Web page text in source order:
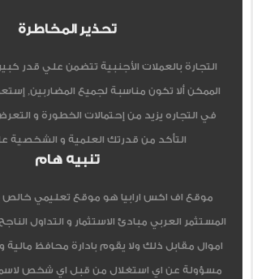
تحذير المخاطرة
التجارة بالعملات الأجنبية تتضمن علي قدر
الممكن ألا تكون مناسبة لجميع المضاربين,
في التجاره يزيد من إحتمالات الخطورة و
التأكد من قدرتك العلمية و الشخصية
تنبيه هام
موقع اف اكس ارابيا هو موقع تعليمي
المستثمر العربي مبادئ الاستثمار و التداول
اموال مقابل ذلك ولا يقوم بادارة محافظ مالية
مسؤولة عن اي استغلال من قبل اي شخص